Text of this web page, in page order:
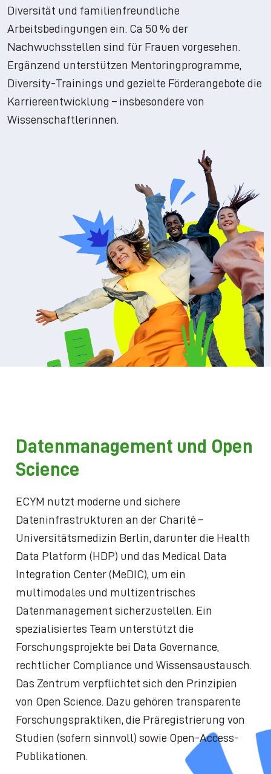
Diversität und familienfreundliche
Arbeitsbedingungen ein. Ca 50 % der
Nachwuchsstellen sind für Frauen vorgesehen.
Ergänzend unterstützen Mentoringprogramme,
Diversity-Trainings und gezielte Förderangebote die
Karriereentwicklung – insbesondere von
Wissenschaftlerinnen.
Datenmanagement und Open
Science
ECYM nutzt moderne und sichere
Dateninfrastrukturen an der Charité –
Universitätsmedizin Berlin, darunter die Health
Data Platform (HDP) und das Medical Data
Integration Center (MeDIC), um ein
multimodales und multizentrisches
Datenmanagement sicherzustellen. Ein
spezialisiertes Team unterstützt die
Forschungsprojekte bei Data Governance,
rechtlicher Compliance und Wissensaustausch.
Das Zentrum verpflichtet sich den Prinzipien
von Open Science. Dazu gehören transparente
Forschungspraktiken, die Präregistrierung von
Studien (sofern sinnvoll) sowie Open-Access-
Publikationen.